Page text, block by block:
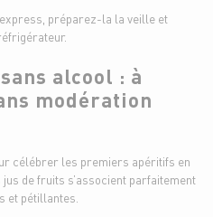
préparez-la la veille et
alcool : à
modération
célébrer les premiers apéritifs en
de fruits s’associent parfaitement
et pétillantes.